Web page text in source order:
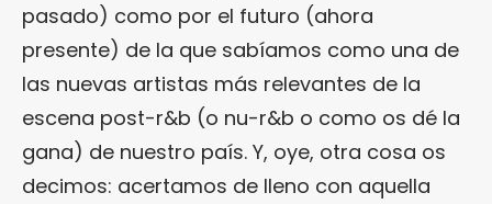
pasado) como por el futuro (ahora
presente) de la que sabíamos como una de
las nuevas artistas más relevantes de la
escena post-r&b (o nu-r&b o como os dé la
gana) de nuestro país. Y, oye, otra cosa os
decimos: acertamos de lleno con aquella